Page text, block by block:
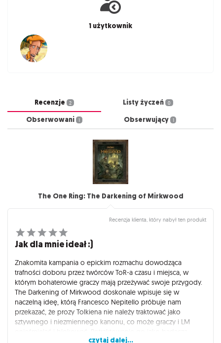
1 użytkownik
Recenzje 2 Listy życzeń 0
Obserwowani 1 Obserwujący 1
The One Ring: The Darkening of Mirkwood
Recenzja klienta, który nabył ten produkt
Jak dla mnie ideał :)
Znakomita kampania o epickim rozmachu dowodząca
trafności doboru przez twórców ToR-a czasu i miejsca, w
którym bohaterowie graczy mają przeżywać swoje przygody.
The Darkening of Mirkwood doskonale wpisuje się w
naczelną ideę, którą Francesco Nepitello próbuje nam
przekazać, że prozy Tolkiena nie należy traktować jako
sztywnego i niezmiennego kanonu, co może graczy i LM
kronik spisanych przez uczestników opisywanych wydarzeń
czytaj dalej...